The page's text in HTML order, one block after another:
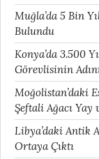
Muğla’da 5 Bin
Bulundu
Konya’da 3.500
Görevlisinin
Moğolistan’daki
Şeftali Ağacı Yay
Libya’daki Antik
Ortaya Çıktı